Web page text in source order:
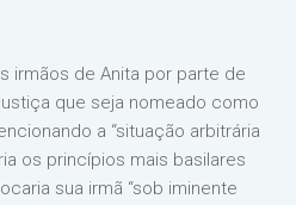
irmãos de Anita por parte de
que seja nomeado como
a “situação arbitrária
os princípios mais basilares
sua irmã “sob iminente